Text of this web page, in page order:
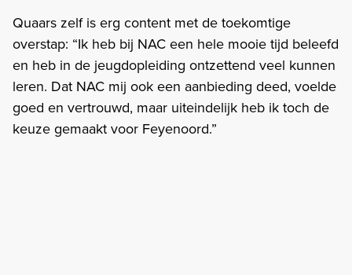
Quaars zelf is erg content met de toekomtige
overstap: “Ik heb bij NAC een hele mooie tijd beleefd
en heb in de jeugdopleiding ontzettend veel kunnen
leren. Dat NAC mij ook een aanbieding deed, voelde
goed en vertrouwd, maar uiteindelijk heb ik toch de
keuze gemaakt voor Feyenoord.”